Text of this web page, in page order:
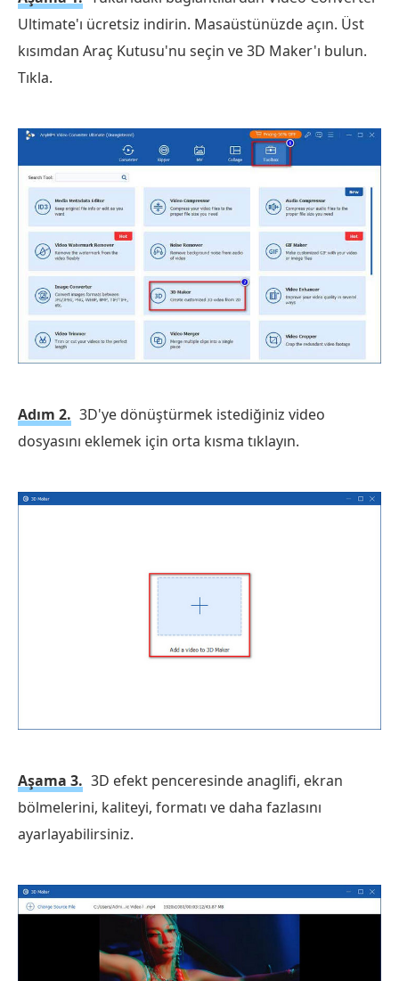
Ultimate'ı ücretsiz indirin. Masaüstünüzde açın. Üst
kısımdan Araç Kutusu'nu seçin ve 3D Maker'ı bulun.
Tıkla.
Adım 2. 3D'ye dönüştürmek istediğiniz video
dosyasını eklemek için orta kısma tıklayın.
Aşama 3. 3D efekt penceresinde anaglifi, ekran
bölmelerini, kaliteyi, formatı ve daha fazlasını
ayarlayabilirsiniz.